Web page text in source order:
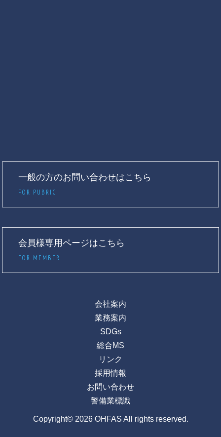
一般の方のお問い合わせはこちら
FOR PUBRIC
会員様専用ページはこちら
FOR MEMBER
会社案内
業務案内
SDGs
総合MS
リンク
採用情報
お問い合わせ
警備業標識
Copyright© 2026 OHFAS All rights reserved.